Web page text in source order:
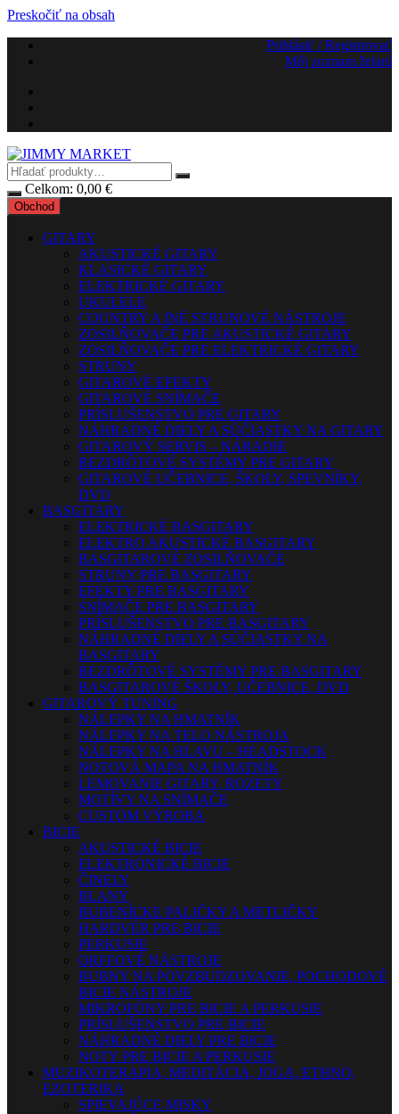
Preskočiť na obsah
Prihlásiť / Registrovať
Môj zoznam želaní
Celkom: 0,00 €
Obchod
GITARY
AKUSTICKÉ GITARY
KLASICKÉ GITARY
ELEKTRICKÉ GITARY
UKULELE
COUNTRY A INÉ STRUNOVÉ NÁSTROJE
ZOSILŇOVAČE PRE AKUSTICKÉ GITARY
ZOSILŇOVAČE PRE ELEKTRICKÉ GITARY
STRUNY
GITAROVÉ EFEKTY
GITAROVÉ SNÍMAČE
PRÍSLUŠENSTVO PRE GITARY
NÁHRADNÉ DIELY A SÚČIASTKY NA GITARY
GITAROVÝ SERVIS – NÁRADIE
BEZDRÔTOVÉ SYSTÉMY PRE GITARY
GITAROVÉ UČEBNICE, ŠKOLY, SPEVNÍKY,
DVD
BASGITARY
ELEKTRICKÉ BASGITARY
ELEKTRO AKUSTICKÉ BASGITARY
BASGITAROVÉ ZOSILŇOVAČE
STRUNY PRE BASGITARY
EFEKTY PRE BASGITARY
SNÍMAČE PRE BASGITARY
PRÍSLUŠENSTVO PRE BASGITARY
NÁHRADNÉ DIELY A SÚČIASTKY NA
BASGITARY
BEZDRÔTOVÉ SYSTÉMY PRE BASGITARY
BASGITAROVÉ ŠKOLY, UČEBNICE, DVD
GITAROVÝ TUNING
NÁLEPKY NA HMATNÍK
NÁLEPKY NA TELO NÁSTROJA
NÁLEPKY NA HLAVU – HEADSTOCK
NOTOVÁ MAPA NA HMATNÍK
LEMOVANIE GITARY, ROZETY
MOTÍVY NA SNÍMAČE
CUSTOM VÝROBA
BICIE
AKUSTICKÉ BICIE
ELEKTRONICKÉ BICIE
ČINELY
BLANY
BUBENÍCKE PALIČKY A METLIČKY
HARDVÉR PRE BICIE
PERKUSIE
ORFFOVÉ NÁSTROJE
BUBNY NA POVZBUDZOVANIE, POCHODOVÉ
BICIE NÁSTROJE
MIKROFÓNY PRE BICIE A PERKUSIE
PRÍSLUŠENSTVO PRE BICIE
NÁHRADNÉ DIELY PRE BICIE
NOTY PRE BICIE A PERKUSIE
MUZIKOTERAPIA, MEDITÁCIA, JOGA, ETHNO,
EZOTERIKA
SPIEVAJÚCE MISKY